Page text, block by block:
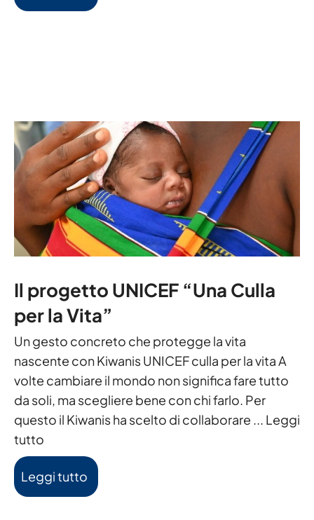
Il progetto UNICEF “Una Culla
per la Vita”
Un gesto concreto che protegge la vita
nascente con Kiwanis UNICEF culla per la vita A
volte cambiare il mondo non significa fare tutto
da soli, ma scegliere bene con chi farlo. Per
questo il Kiwanis ha scelto di collaborare ... Leggi
tutto
Leggi tutto